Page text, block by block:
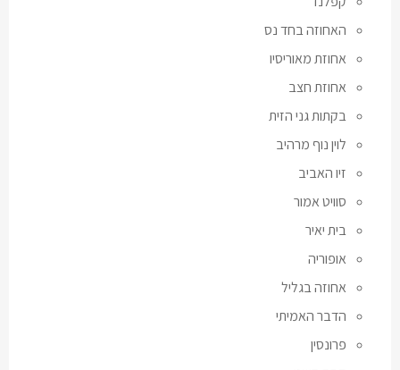
האחוזה בחד נס
אחוזת מאוריסיו
אחוזת חצב
בקתות גני הזית
לוין נוף מרהיב
זיו האביב
סוויט אמור
בית יאיר
אופוריה
אחוזה בגליל
הדבר האמיתי
פרונסין